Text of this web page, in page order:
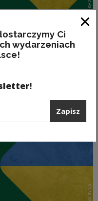
XVII EDYCJI
UKRAIŃSKA
2023
Ci
wydarzeniach
Zapisz